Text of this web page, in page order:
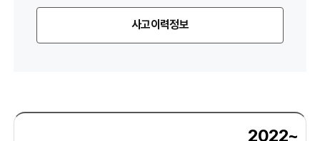
사고이력정보
2022~